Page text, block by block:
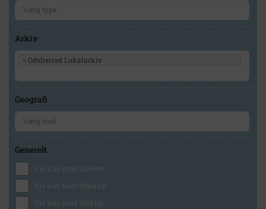
Arkiv
× Odsherred Lokalarkiv
Geografi
Generelt
Vis kun med billeder
Vis kun med filmklip
Vis kun med lydklip